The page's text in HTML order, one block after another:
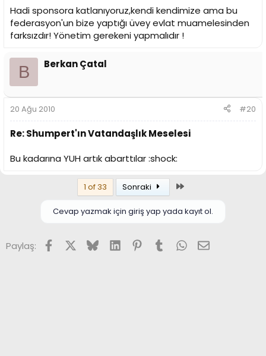
Hadi sponsora katlanıyoruz,kendi kendimize ama bu
federasyon'un bize yaptığı üvey evlat muamelesinden
farksızdır! Yönetim gerekeni yapmalıdır !
B Berkan Çatal
20 Ağu 2010 #20
Re: Shumpert'ın Vatandaşlık Meselesi
Bu kadarına YUH artık abarttılar :shock:
1 of 33 Sonraki
Cevap yazmak için giriş yap yada kayıt ol.
Paylaş: FacebookX (Twitter)
BlueskyLinkedInPinterest
TumblrWhatsApp
E-posta